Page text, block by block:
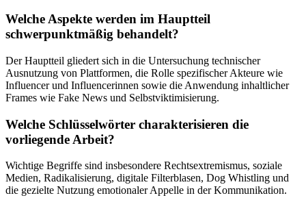
Welche Aspekte werden im Hauptteil
schwerpunktmäßig behandelt?
Der Hauptteil gliedert sich in die Untersuchung technischer
Ausnutzung von Plattformen, die Rolle spezifischer Akteure wie
Influencer und Influencerinnen sowie die Anwendung inhaltlicher
Frames wie Fake News und Selbstviktimisierung.
Welche Schlüsselwörter charakterisieren die
vorliegende Arbeit?
Wichtige Begriffe sind insbesondere Rechtsextremismus, soziale
Medien, Radikalisierung, digitale Filterblasen, Dog Whistling und
die gezielte Nutzung emotionaler Appelle in der Kommunikation.